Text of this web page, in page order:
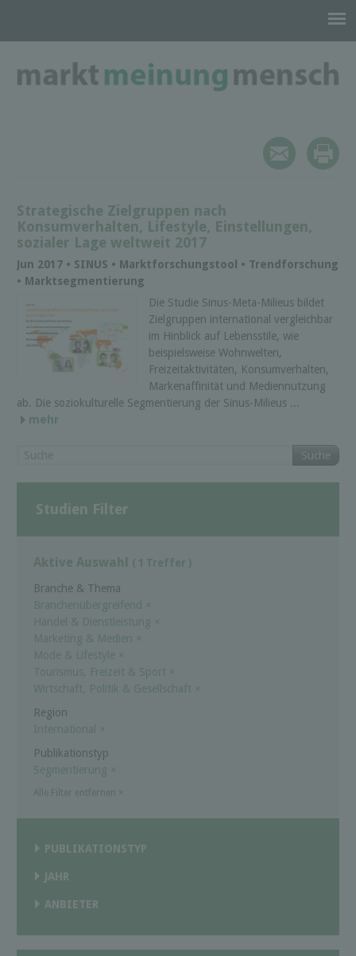
Strategische Zielgruppen nach
Konsumverhalten, Lifestyle, Einstellungen,
sozialer Lage weltweit 2017
Jun 2017 • SINUS • Marktforschungstool • Trendforschung
• Marktsegmentierung
Die Studie Sinus-Meta-Milieus bildet
Zielgruppen international vergleichbar
im Hinblick auf Lebensstile, wie
beispielsweise Wohnwelten,
Freizeitaktivitäten, Konsumverhalten,
Markenaffinität und Mediennutzung
ab. Die soziokulturelle Segmentierung der Sinus-Milieus ...
mehr
Suche
Studien Filter
Aktive Auswahl ( 1 Treffer )
Branche & Thema
Branchenübergreifend
×
Handel & Dienstleistung ×
Marketing & Medien ×
Mode & Lifestyle ×
Tourismus, Freizeit & Sport ×
Wirtschaft, Politik & Gesellschaft ×
Region
International
×
Publikationstyp
Segmentierung ×
PUBLIKATIONSTYP
JAHR
ANBIETER